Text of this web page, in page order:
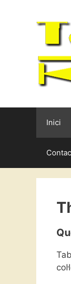
Inici